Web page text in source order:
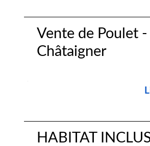
Vente de Poulet -
Châtaigner
HABITAT